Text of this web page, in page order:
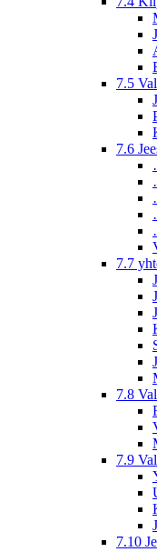
7.5
7.6
7.7
7.8
7.9
7.10